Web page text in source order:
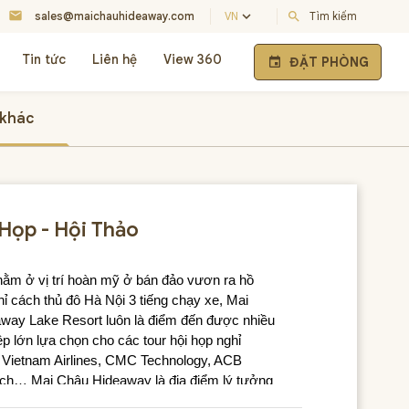
mail sales@maichauhideaway.com VN keyboard_arrow_down search Tìm kiếm
Tin tức Liên hệ View 360 event ĐẶT PHÒNG
- Hội Thảo
ở vị trí hoàn mỹ ở bán đảo vươn ra hồ
cách thủ đô Hà Nội 3 tiếng chạy xe, Mai
Lake Resort luôn là điểm đến được nhiều
lớn lựa chọn cho các tour hội họp nghỉ
Airlines, CMC Technology, ACB
Mai Châu Hideaway là địa điểm lý tưởng